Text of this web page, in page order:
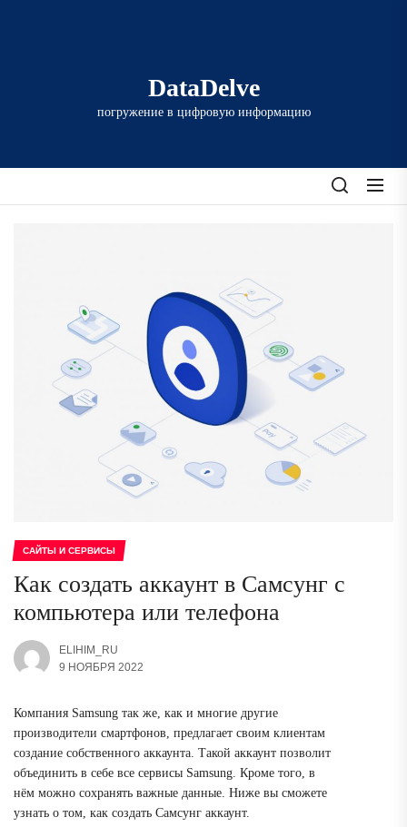
DataDelve
погружение в цифровую информацию
САЙТЫ И СЕРВИСЫ
Как создать аккаунт в Самсунг с
компьютера или телефона
ELIHIM_RU
9 НОЯБРЯ 2022
Компания Samsung так же, как и многие другие
производители смартфонов, предлагает своим клиентам
создание собственного аккаунта. Такой аккаунт позволит
объединить в себе все сервисы Samsung. Кроме того, в
нём можно сохранять важные данные. Ниже вы сможете
узнать о том, как создать Самсунг аккаунт.